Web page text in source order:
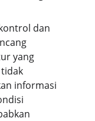
dan
yang
informasi